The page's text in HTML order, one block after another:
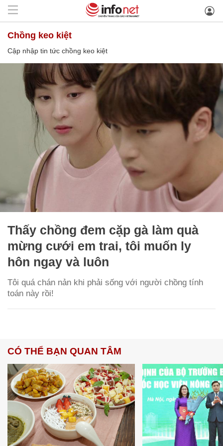
chồng keo kiệt
Cập nhập tin tức chồng keo kiệt
Thấy chồng đem cặp gà làm quà
mừng cưới em trai, tôi muốn ly
hôn ngay và luôn
Tôi quá chán nản khi phải sống với người chồng tính
toán này rồi!
CÓ THỂ BẠN QUAN TÂM